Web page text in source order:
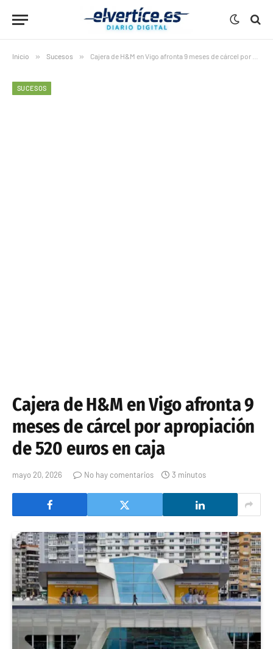
Inicio » Sucesos » Cajera de H&M en Vigo afronta 9 meses de cárcel por apropiación de 520 euros en caja
SUCESOS
Cajera de H&M en Vigo afronta 9
meses de cárcel por apropiación
de 520 euros en caja
mayo 20, 2026 No hay comentarios 3 minutos